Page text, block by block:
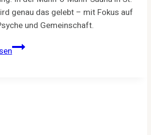
genau das gelebt – mit Fokus auf
und Gemeinschaft.
Schwitzen.